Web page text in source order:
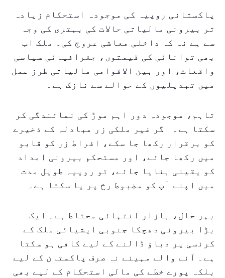
پاکستانی روپیہ کی موجودہ استحکام زیادہ
تر بیرونی مالیاتی حالات کی بہتری کی وجہ
سے ہے نہ کہ داخلی معاشی عروج کی۔ ملک اب
بھی توانائی کی قیمتوں، جغرافیائی سیاسی
واقعات، اور بین الاقوامی مالیاتی طرز عمل
میں تبدیلیوں کے حوالے سے نازک ہے۔
تاہم، موجودہ دور اہم موڑ کی نمائندگی کر
سکتا ہے۔ اگر غیر ملکی زر مبادلہ کے ذخیرے
کو برقرار رکھا جا سکے، افراط زر کو قابو
میں رکھا جائے، اور مستحکم بیرونی امداد
کو یقینی بنایا جائے، تو روپیہ طویل مدت
میں اپنے آپ کو مضبوط رخ پر پا سکتا ہے۔
بہر حال، بازار انتہائی محتاط ہے۔ ایک
بڑا بیرونی دھچکا جنوبی ایشیائی ملک کے
کرنسی پر دباؤ ڈالنے کے لیے کافی ہو سکتا
ہے۔ آنے والے مہینے نہ صرف پاکستان کے لیے
بلکہ پورے خطے کی مالی استحکام کے لیے بھی